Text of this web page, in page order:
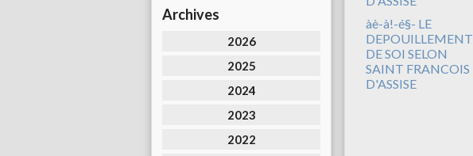
Archives
2026
2025
2024
2023
2022
àè-à!-é§- LE
DEPOUILLEMENT
DE SOI SELON
SAINT FRANCOIS
D'ASSISE